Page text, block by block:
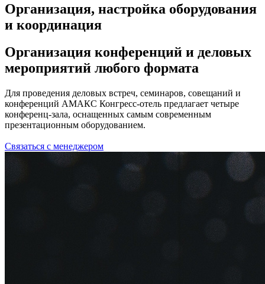
Организация, настройка оборудования
и координация
Организация конференций и деловых
мероприятий любого формата
Для проведения деловых встреч, семинаров, совещаний и
конференций АМАКС Конгресс-отель предлагает четыре
конференц-зала, оснащенных самым современным
презентационным оборудованием.
Связаться с менеджером